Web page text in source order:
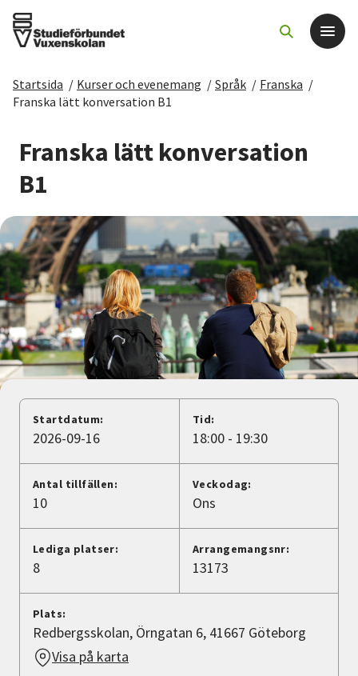
Det här gör vi
För dig som
Sök kurser och evenemang
Om SV
Starta studiecirkel
Cirkelledare
Nyheter
Avdelningar
Lyssna
Startsida / Kurser och evenemang / Språk / Franska /
Franska lätt konversation B1
Franska lätt konversation
B1
Startdatum:
2026-09-16
Tid:
18:00 - 19:30
Antal tillfällen:
10
Veckodag:
Ons
Lediga platser:
8
Arrangemangsnr:
13173
Plats:
Redbergsskolan, Örngatan 6, 41667 Göteborg
Visa på karta